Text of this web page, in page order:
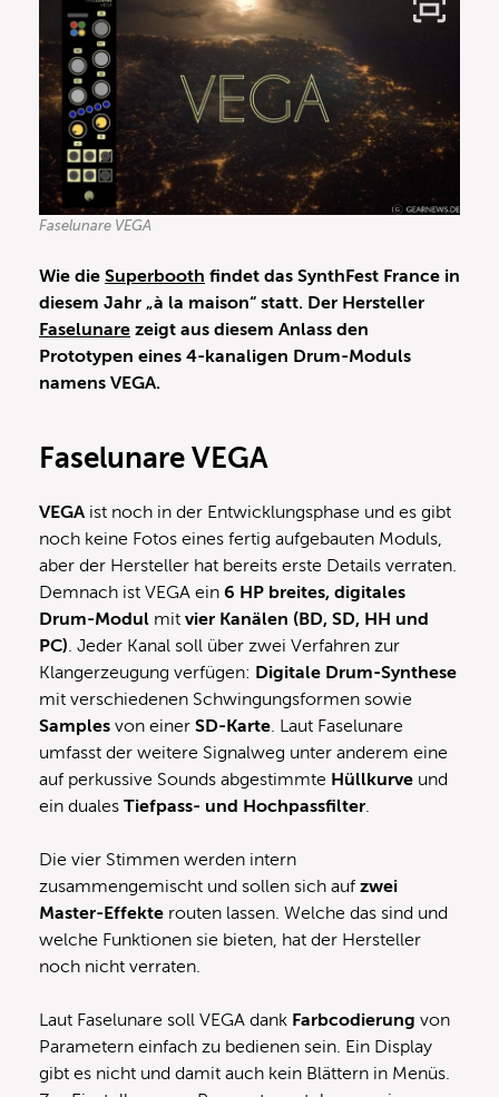
Faselunare VEGA
Wie die Superbooth findet das SynthFest France in
diesem Jahr „à la maison“ statt. Der Hersteller
Faselunare zeigt aus diesem Anlass den
Prototypen eines 4-kanaligen Drum-Moduls
namens VEGA.
Faselunare VEGA
VEGA ist noch in der Entwicklungsphase und es gibt
noch keine Fotos eines fertig aufgebauten Moduls,
aber der Hersteller hat bereits erste Details verraten.
Demnach ist VEGA ein 6 HP breites, digitales
Drum-Modul mit vier Kanälen (BD, SD, HH und
PC). Jeder Kanal soll über zwei Verfahren zur
Klangerzeugung verfügen: Digitale Drum-Synthese
mit verschiedenen Schwingungsformen sowie
Samples von einer SD-Karte. Laut Faselunare
umfasst der weitere Signalweg unter anderem eine
auf perkussive Sounds abgestimmte Hüllkurve und
ein duales Tiefpass- und Hochpassfilter.
Die vier Stimmen werden intern
zusammengemischt und sollen sich auf zwei
Master-Effekte routen lassen. Welche das sind und
welche Funktionen sie bieten, hat der Hersteller
noch nicht verraten.
Laut Faselunare soll VEGA dank Farbcodierung von
Parametern einfach zu bedienen sein. Ein Display
gibt es nicht und damit auch kein Blättern in Menüs.